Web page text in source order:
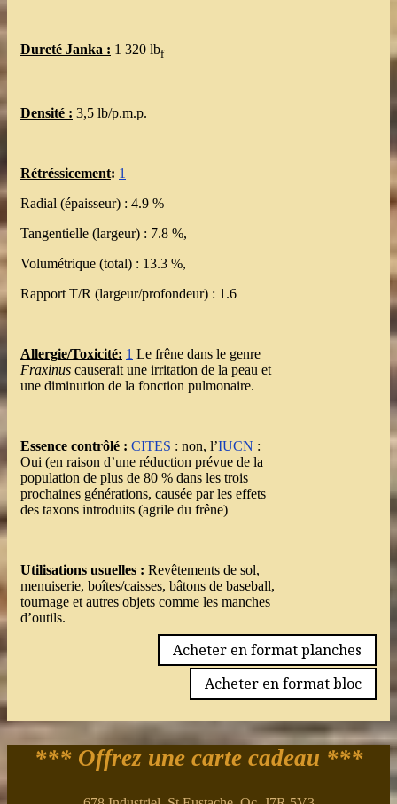
Dureté Janka : 1 320 lbf
Densité : 3,5 lb/p.m.p.
Rétréssicement: 1
Radial (épaisseur) : 4.9 %
Tangentielle (largeur) : 7.8 %,
Volumétrique (total) : 13.3 %,
Rapport T/R (largeur/profondeur) : 1.6
Allergie/Toxicité: 1 Le frêne dans le genre
Fraxinus causerait une irritation de la peau et
une diminution de la fonction pulmonaire.
Essence contrôlé : CITES : non, l’IUCN :
Oui (en raison d’une réduction prévue de la
population de plus de 80 % dans les trois
prochaines générations, causée par les effets
des taxons introduits (agrile du frêne)
Utilisations usuelles : Revêtements de sol,
menuiserie, boîtes/caisses, bâtons de baseball,
tournage et autres objets comme les manches
d’outils.
Acheter en format planches
Acheter en format bloc
*** Offrez une carte cadeau ***